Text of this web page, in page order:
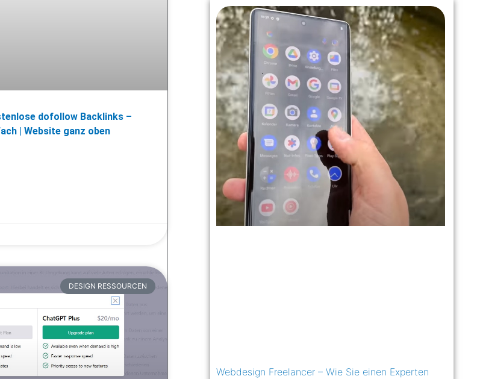
dofollow Backlinks –
| Website ganz oben
DESIGN RESSOURCEN
Webdesign Freelancer – Wie Sie einen Experten